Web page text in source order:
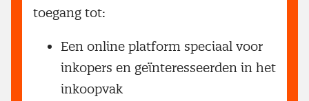
toegang tot:
Een online platform speciaal voor
inkopers en geïnteresseerden in het
inkoopvak